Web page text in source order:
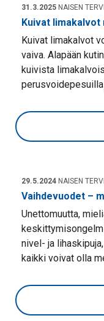
31.3.2025 NAISEN
Kuivat limakalvot
Kuivat limakalvot
vaiva. Alapään
kuivista
29.5.2024 NAISEN
Vaihdevuodet –
Unettomuutta,
nivel- ja
kaikki voivat olla